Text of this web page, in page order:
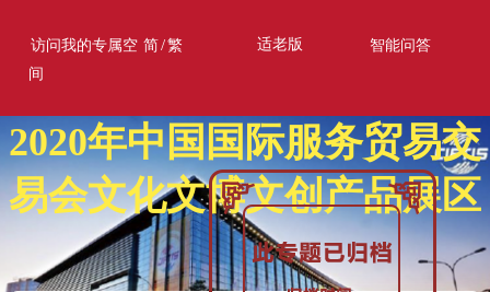
访问我的专属空
间
简/繁 适老版 智能问答
2020年中国国际服务贸易交
易会文化文博文创产品展区